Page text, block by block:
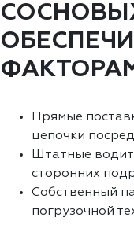
Прямые
цепочки
Штатные
сторонних
Собственный
погрузочной